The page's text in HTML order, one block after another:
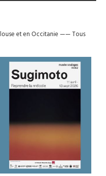
et en Occitanie——Tous